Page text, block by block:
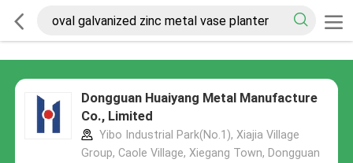
Dongguan Huaiyang Metal Manufacture
Co., Limited
Yibo Industrial Park(No.1), Xiajia Village
Group, Caole Village, Xiegang Town, Dongguan